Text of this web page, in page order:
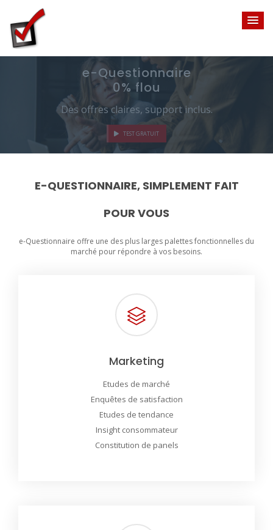
e-Questionnaire
0% flou
Des offres claires, support inclus.
TEST GRATUIT
E-QUESTIONNAIRE, SIMPLEMENT FAIT
POUR VOUS
e-Questionnaire offre une des plus larges palettes fonctionnelles du
marché pour répondre à vos besoins.
Marketing
Etudes de marché
Enquêtes de satisfaction
Etudes de tendance
Insight consommateur
Constitution de panels